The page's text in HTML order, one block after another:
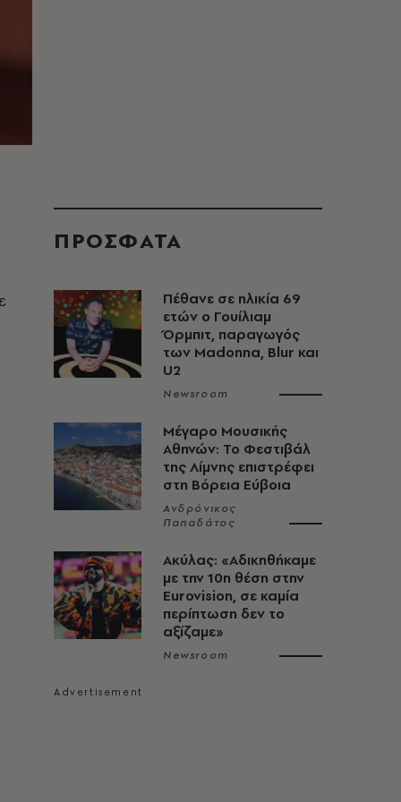
ΠΡΟΣΦΑΤΑ
Πέθανε σε ηλικία 69
ετών ο Γουίλιαμ
Όρμπιτ, παραγωγός
των Madonna, Blur και
U2
Newsroom
Μέγαρο Μουσικής
Αθηνών: Το Φεστιβάλ
της Λίμνης επιστρέφει
στη Βόρεια Εύβοια
Ανδρόνικος
Παπαδάτος
Ακύλας: «Αδικηθήκαμε
με την 10η θέση στην
Eurovision, σε καμία
περίπτωση δεν το
αξίζαμε»
Newsroom